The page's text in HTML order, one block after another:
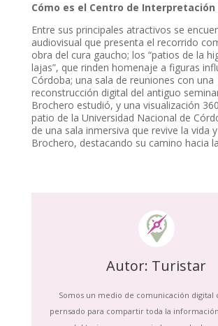
Cómo es el Centro de Interpretación
Entre sus principales atractivos se
audiovisual que presenta el recorrido
obra del cura gaucho; los “patios de la
lajas”, que rinden homenaje a figuras
Córdoba; una sala de reuniones con una
reconstrucción digital del antiguo
Brochero estudió, y una visualización
patio de la Universidad Nacional de
de una sala inmersiva que revive la vida
Brochero, destacando su camino hacia
Autor: Turistar
Somos un medio de comunicación digital
pernsado para compartir toda la